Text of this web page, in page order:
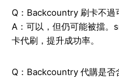
Q：Backcountry 刷卡不過
A：可以，但仍可能被擋
卡代刷，提升成功率。
Q：Backcountry 代購是否